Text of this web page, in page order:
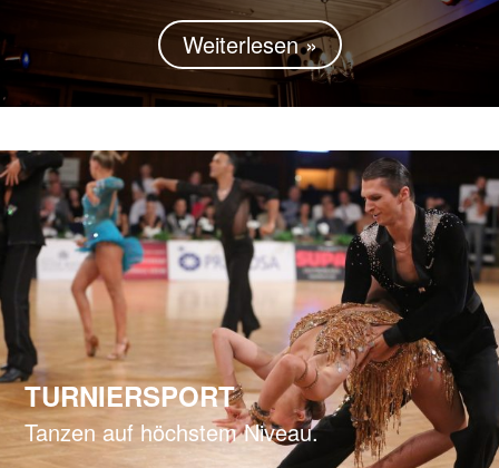
Weiterlesen »
TURNIERSPORT
Tanzen auf höchstem Niveau.